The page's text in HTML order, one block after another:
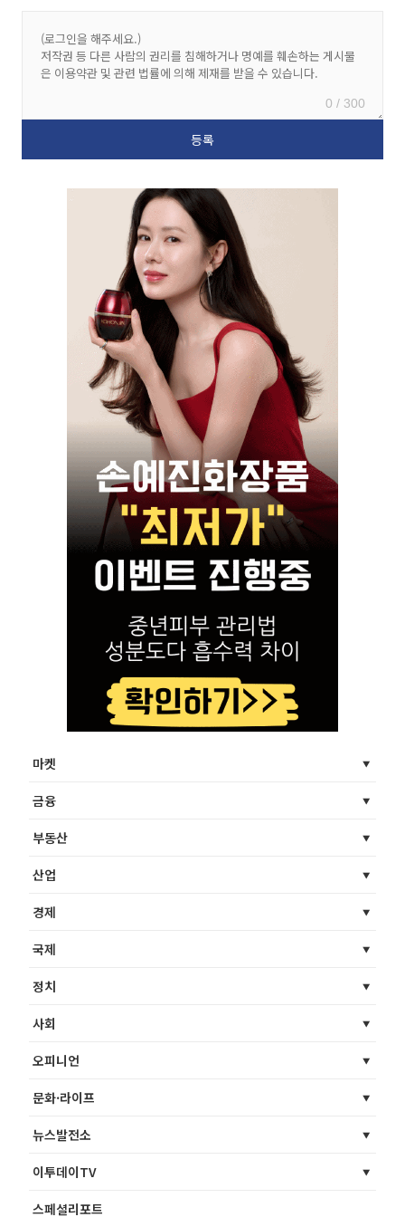
0 / 300
마켓
금융
부동산
산업
경제
국제
정치
사회
오피니언
문화·라이프
뉴스발전소
이투데이TV
스페셜리포트